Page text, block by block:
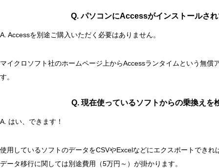
Q. パソコンにAccessがインストールさ
A. Accessを別途ご購入いただく必要はありません。
マイクロソフト社のホームページ上からAccessランタイムという無
す。
Q. 現在使っているソフトからの乗換え
A. はい、できます！
使用しているソフトのデータをCSVやExcelなどにエクスポートでき
データ移行に関しては別途費用（5万円～）が掛かります。